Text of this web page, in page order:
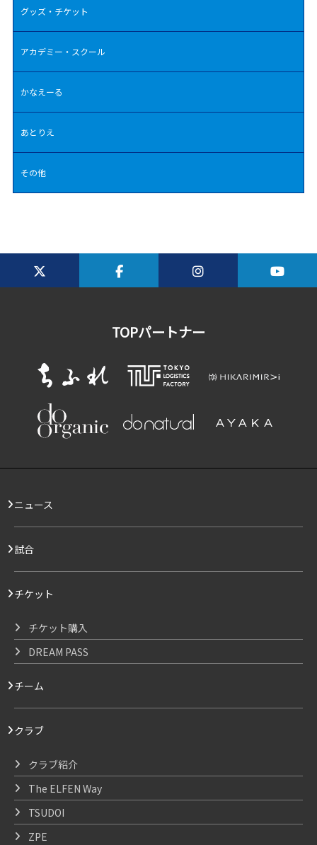
グッズ・チケット
アカデミー・スクール
かなえーる
あとりえ
その他
TOPパートナー
ニュース
試合
チケット
チケット購入
DREAM PASS
チーム
クラブ
クラブ紹介
The ELFEN Way
TSUDOI
ZPE